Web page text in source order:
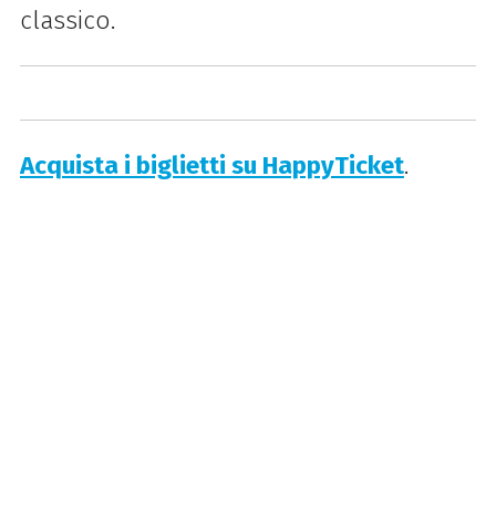
classico.
Acquista i biglietti su HappyTicket.